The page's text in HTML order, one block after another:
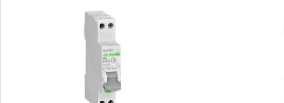
Nejprodávanější